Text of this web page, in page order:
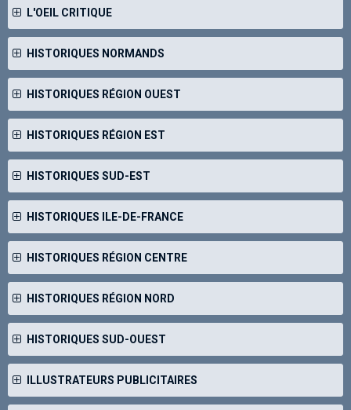
L'OEIL CRITIQUE
HISTORIQUES NORMANDS
HISTORIQUES RÉGION OUEST
HISTORIQUES RÉGION EST
HISTORIQUES SUD-EST
HISTORIQUES ILE-DE-FRANCE
HISTORIQUES RÉGION CENTRE
HISTORIQUES RÉGION NORD
HISTORIQUES SUD-OUEST
ILLUSTRATEURS PUBLICITAIRES